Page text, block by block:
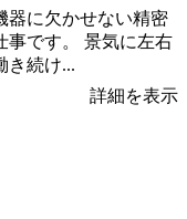
器に欠かせない精密
事です。 景気に左右
き続け...
詳細を表示